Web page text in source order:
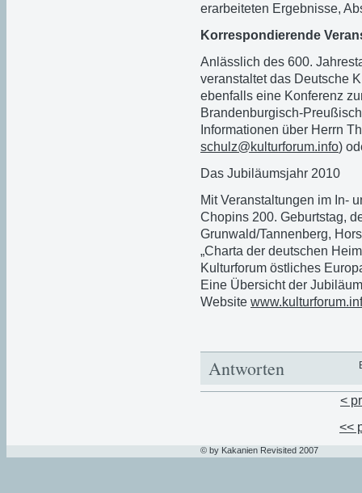
erarbeiteten Ergebnisse,
Korrespondierende
Anlässlich des 600.
veranstaltet das Deutsche
ebenfalls eine Konferenz
Brandenburgisch-
Informationen über Herrn
schulz@kulturforum.info)
Das Jubiläumsjahr 2010
Mit Veranstaltungen im In-
Chopins 200. Geburtstag,
Grunwald/Tannenberg,
„Charta der deutschen
Kulturforum östliches
Eine Übersicht der
Website
Antworten
<
<<
© by Kakanien Revisited 2007